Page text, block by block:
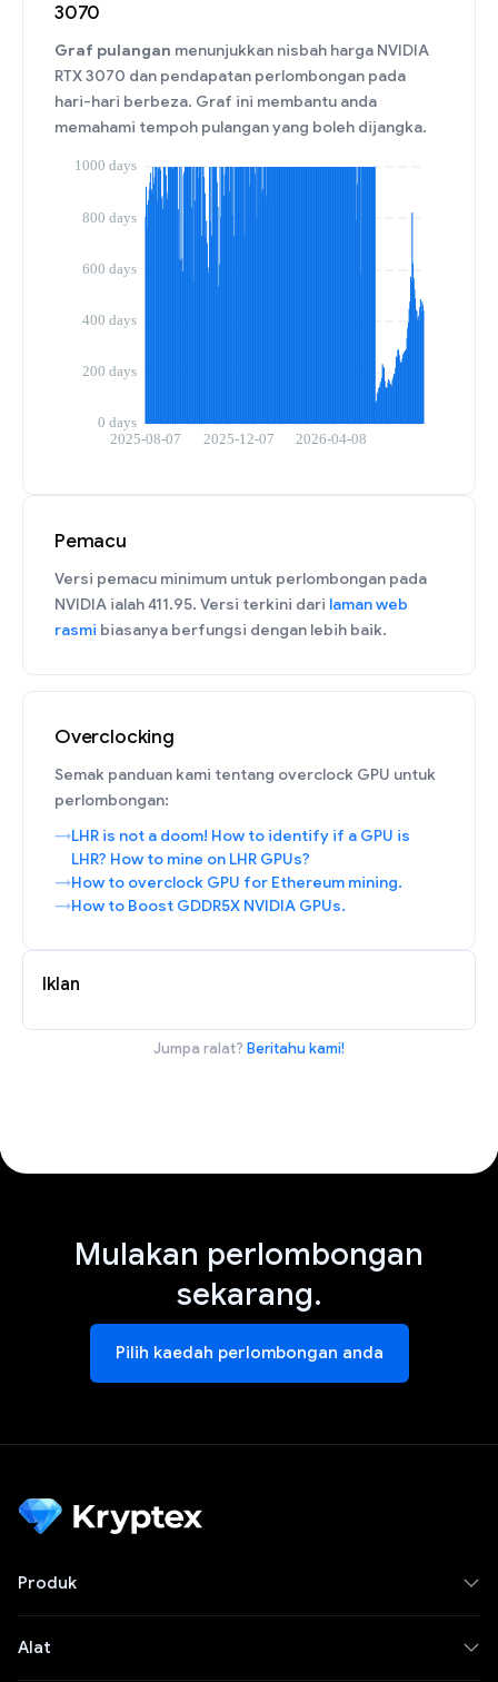
3070
Graf pulangan menunjukkan nisbah harga NVIDIA
RTX 3070 dan pendapatan perlombongan pada
hari-hari berbeza. Graf ini membantu anda
memahami tempoh pulangan yang boleh dijangka.
Pemacu
Versi pemacu minimum untuk perlombongan pada
NVIDIA ialah 411.95. Versi terkini dari laman web
rasmi biasanya berfungsi dengan lebih baik.
Overclocking
Semak panduan kami tentang overclock GPU untuk
perlombongan:
LHR is not a doom! How to identify if a GPU is
LHR? How to mine on LHR GPUs?
How to overclock GPU for Ethereum mining.
How to Boost GDDR5X NVIDIA GPUs.
Iklan
Jumpa ralat? Beritahu kami!
Mulakan perlombongan
sekarang.
Pilih kaedah perlombongan anda
Produk
Alat